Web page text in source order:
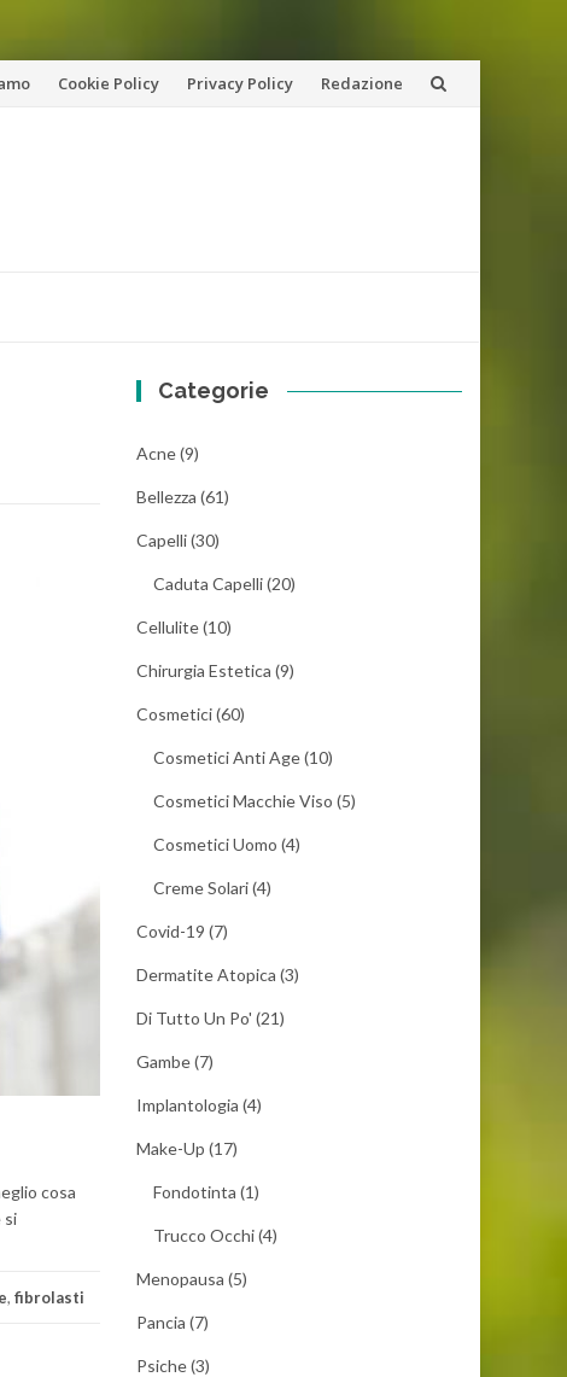
Cookie Policy Privacy Policy Redazione
cosa
si
, fibrolasti
Categorie
Acne(9)
Bellezza (61)
Capelli(30)
Caduta Capelli(20)
Cellulite(10)
Chirurgia Estetica (9)
Cosmetici(60)
Cosmetici Anti Age(10)
Cosmetici Macchie Viso (5)
Cosmetici Uomo (4)
Creme Solari(4)
Covid-19 (7)
Dermatite Atopica (3)
Di Tutto Un Po' (21)
Gambe(7)
Implantologia (4)
Make-Up (17)
Fondotinta (1)
Trucco Occhi(4)
Menopausa (5)
Pancia (7)
Psiche(3)